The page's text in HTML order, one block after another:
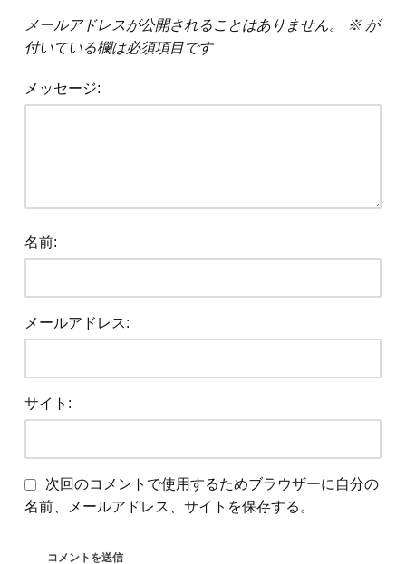
メールアドレスが公開されることはありません。 ※ が
付いている欄は必須項目です
メッセージ:
名前:
メールアドレス:
サイト:
次回のコメントで使用するためブラウザーに自分の
名前、メールアドレス、サイトを保存する。